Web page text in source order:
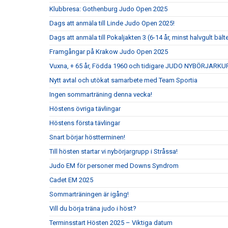
Klubbresa: Gothenburg Judo Open 2025
Dags att anmäla till Linde Judo Open 2025!
Dags att anmäla till Pokaljakten 3 (6-14 år, minst halvgult
Framgångar på Krakow Judo Open 2025
Vuxna, + 65 år, Födda 1960 och tidigare JUDO
Nytt avtal och utökat samarbete med Team Sportia
Ingen sommarträning denna vecka!
Höstens övriga tävlingar
Höstens första tävlingar
Snart börjar höstterminen!
Till hösten startar vi nybörjargrupp i Stråssa!
Judo EM för personer med Downs Syndrom
Cadet EM 2025
Sommarträningen är igång!
Vill du börja träna judo i höst?
Terminsstart Hösten 2025 – Viktiga datum